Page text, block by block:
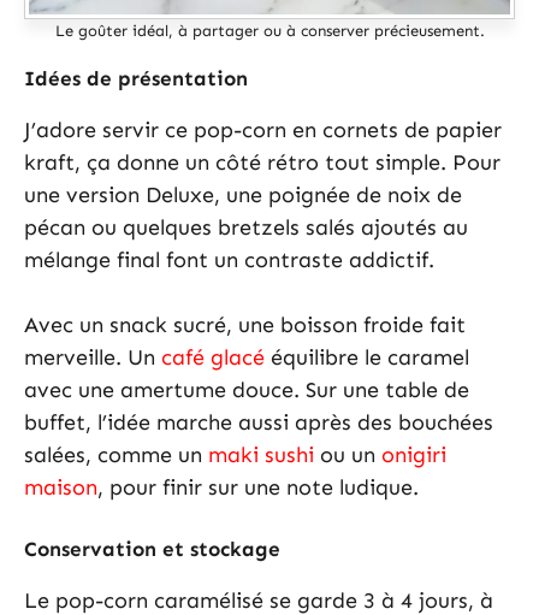
Le goûter idéal, à partager ou à conserver précieusement.
Idées de présentation
J’adore servir ce pop-corn en cornets de papier
kraft, ça donne un côté rétro tout simple. Pour
une version Deluxe, une poignée de noix de
pécan ou quelques bretzels salés ajoutés au
mélange final font un contraste addictif.
Avec un snack sucré, une boisson froide fait
merveille. Un café glacé équilibre le caramel
avec une amertume douce. Sur une table de
buffet, l’idée marche aussi après des bouchées
salées, comme un maki sushi ou un onigiri
maison, pour finir sur une note ludique.
Conservation et stockage
Le pop-corn caramélisé se garde 3 à 4 jours, à